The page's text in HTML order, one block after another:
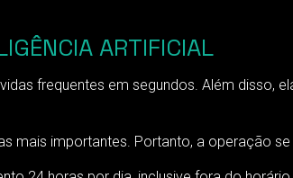
ARTIFICIAL
frequentes em segundos. Além disso,
mais importantes. Portanto, a operação